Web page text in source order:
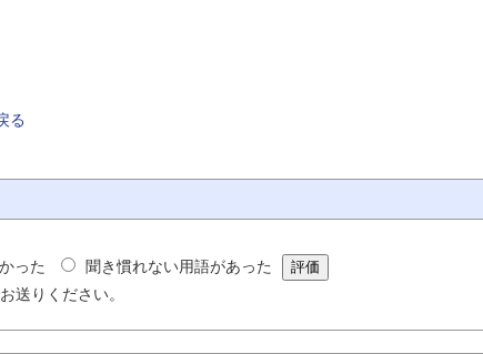
る
った
聞き慣れない用語があった
送りください。